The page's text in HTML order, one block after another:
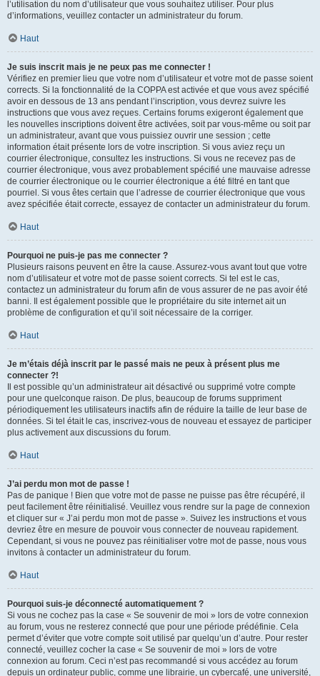
l’utilisation du nom d’utilisateur que vous souhaitez utiliser. Pour plus
d’informations, veuillez contacter un administrateur du forum.
Haut
Je suis inscrit mais je ne peux pas me connecter !
Vérifiez en premier lieu que votre nom d’utilisateur et votre mot de passe soient
corrects. Si la fonctionnalité de la COPPA est activée et que vous avez spécifié
avoir en dessous de 13 ans pendant l’inscription, vous devrez suivre les
instructions que vous avez reçues. Certains forums exigeront également que
les nouvelles inscriptions doivent être activées, soit par vous-même ou soit par
un administrateur, avant que vous puissiez ouvrir une session ; cette
information était présente lors de votre inscription. Si vous aviez reçu un
courrier électronique, consultez les instructions. Si vous ne recevez pas de
courrier électronique, vous avez probablement spécifié une mauvaise adresse
de courrier électronique ou le courrier électronique a été filtré en tant que
pourriel. Si vous êtes certain que l’adresse de courrier électronique que vous
avez spécifiée était correcte, essayez de contacter un administrateur du forum.
Haut
Pourquoi ne puis-je pas me connecter ?
Plusieurs raisons peuvent en être la cause. Assurez-vous avant tout que votre
nom d’utilisateur et votre mot de passe soient corrects. Si tel est le cas,
contactez un administrateur du forum afin de vous assurer de ne pas avoir été
banni. Il est également possible que le propriétaire du site internet ait un
problème de configuration et qu’il soit nécessaire de la corriger.
Haut
Je m’étais déjà inscrit par le passé mais ne peux à présent plus me
connecter ?!
Il est possible qu’un administrateur ait désactivé ou supprimé votre compte
pour une quelconque raison. De plus, beaucoup de forums suppriment
périodiquement les utilisateurs inactifs afin de réduire la taille de leur base de
données. Si tel était le cas, inscrivez-vous de nouveau et essayez de participer
plus activement aux discussions du forum.
Haut
J’ai perdu mon mot de passe !
Pas de panique ! Bien que votre mot de passe ne puisse pas être récupéré, il
peut facilement être réinitialisé. Veuillez vous rendre sur la page de connexion
et cliquer sur « J’ai perdu mon mot de passe ». Suivez les instructions et vous
devriez être en mesure de pouvoir vous connecter de nouveau rapidement.
Cependant, si vous ne pouvez pas réinitialiser votre mot de passe, nous vous
invitons à contacter un administrateur du forum.
Haut
Pourquoi suis-je déconnecté automatiquement ?
Si vous ne cochez pas la case « Se souvenir de moi » lors de votre connexion
au forum, vous ne resterez connecté que pour une période prédéfinie. Cela
permet d’éviter que votre compte soit utilisé par quelqu’un d’autre. Pour rester
connecté, veuillez cocher la case « Se souvenir de moi » lors de votre
connexion au forum. Ceci n’est pas recommandé si vous accédez au forum
depuis un ordinateur public, comme une librairie, un cybercafé, une université,